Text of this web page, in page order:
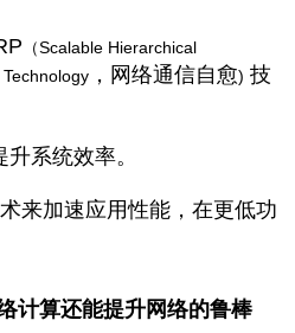
（Scalable Hierarchical
，网络通信自愈) 技
系统效率。
来加速应用性能，在更低功
计算还能提升网络的鲁棒